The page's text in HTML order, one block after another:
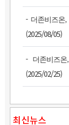
- 더존비즈온,
(2025/08/05)
- 더존비즈
(2025/02/25)
최신뉴스